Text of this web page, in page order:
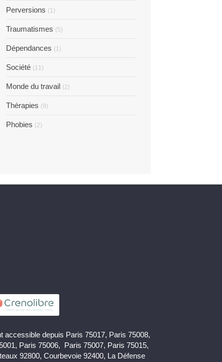
Perversions (1)
Traumatismes (5)
Dépendances (1)
Société (11)
Monde du travail (2)
Thérapies (9)
Phobies (2)
accessible depuis Paris 75017, Paris 75008,
Paris 75006, Paris 75007, Paris 75015,
92800, Courbevoie 92400, La Défense